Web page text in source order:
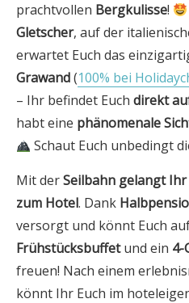
prachtvollen Bergkulisse!
Gletscher, auf der
erwartet Euch das
Grawand(100% bei
– Ihr befindet Euch direkt
habt eine phänomenale
Schaut Euch unbedingt
Mit derSeilbahn gelangt
zum Hotel. Dank
versorgt und könnt Euch
Frühstücksbuffetund ein 4-
freuen! Nach einem
könnt Ihr Euch im